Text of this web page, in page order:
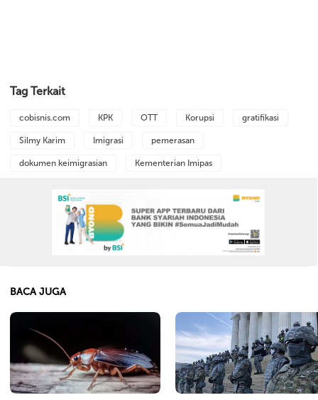
Tag Terkait
cobisnis.com KPK OTT Korupsi gratifikasi
Silmy Karim Imigrasi pemerasan
dokumen keimigrasian Kementerian Imipas
BACA JUGA